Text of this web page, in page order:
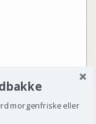
morgenfriske eller